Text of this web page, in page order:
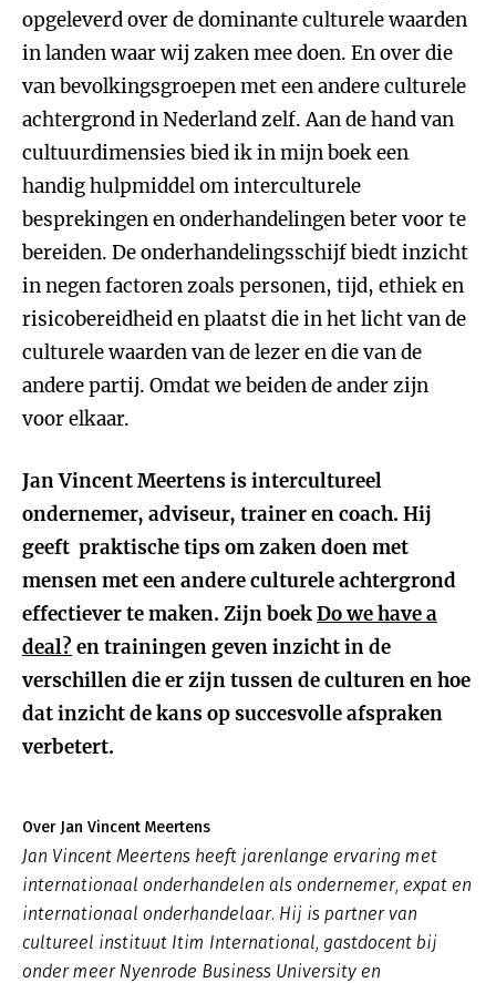
opgeleverd over de dominante culturele waarden
in landen waar wij zaken mee doen. En over die
van bevolkingsgroepen met een andere culturele
achtergrond in Nederland zelf. Aan de hand van
cultuurdimensies bied ik in mijn boek een
handig hulpmiddel om interculturele
besprekingen en onderhandelingen beter voor te
bereiden. De onderhandelingsschijf biedt inzicht
in negen factoren zoals personen, tijd, ethiek en
risicobereidheid en plaatst die in het licht van de
culturele waarden van de lezer en die van de
andere partij. Omdat we beiden de ander zijn
voor elkaar.
Jan Vincent Meertens is intercultureel
ondernemer, adviseur, trainer en coach. Hij
geeft praktische tips om zaken doen met
mensen met een andere culturele achtergrond
effectiever te maken. Zijn boekDo we have a
deal? en trainingen geven inzicht in de
verschillen die er zijn tussen de culturen en hoe
dat inzicht de kans op succesvolle afspraken
verbetert.
Over Jan Vincent Meertens
Jan Vincent Meertens heeft jarenlange ervaring met
internationaal onderhandelen als ondernemer, expat en
internationaal onderhandelaar. Hij is partner van
cultureel instituut Itim International, gastdocent bij
onder meer Nyenrode Business University en